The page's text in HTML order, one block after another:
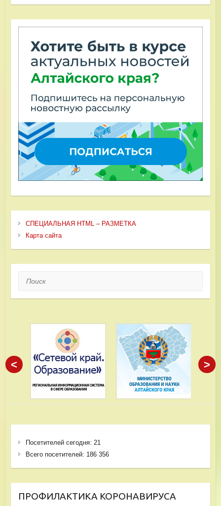
СПЕЦИАЛЬНАЯ HTML – РАЗМЕТКА
Карта сайта
Поиск
< >
Посетителей сегодня: 21
Всего посетителей: 186 356
ПРОФИЛАКТИКА КОРОНАВИРУСА